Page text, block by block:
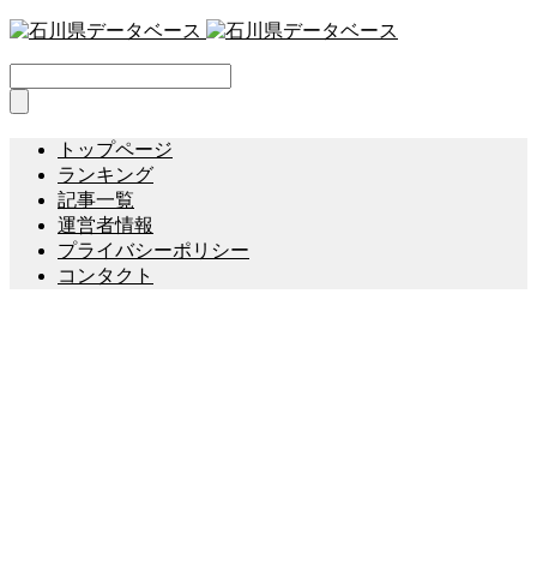
トップページ
ランキング
記事一覧
運営者情報
プライバシーポリシー
コンタクト